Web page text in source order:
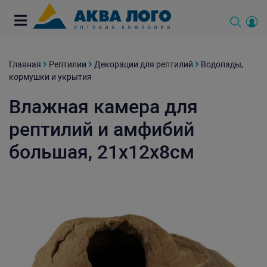
Главная Рептилии Декорации для рептилий
Водопады,
кормушки и укрытия
Влажная камера для
рептилий и амфибий
большая, 21х12х8см